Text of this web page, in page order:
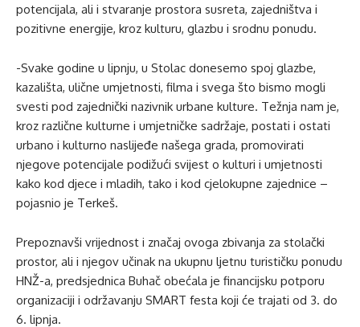
potencijala, ali i stvaranje prostora susreta, zajedništva i
pozitivne energije, kroz kulturu, glazbu i srodnu ponudu.
-Svake godine u lipnju, u Stolac donesemo spoj glazbe,
kazališta, ulične umjetnosti, filma i svega što bismo mogli
svesti pod zajednički nazivnik urbane kulture. Težnja nam je,
kroz različne kulturne i umjetničke sadržaje, postati i ostati
urbano i kulturno naslijeđe našega grada, promovirati
njegove potencijale podižući svijest o kulturi i umjetnosti
kako kod djece i mladih, tako i kod cjelokupne zajednice –
pojasnio je Terkeš.
Prepoznavši vrijednost i značaj ovoga zbivanja za stolački
prostor, ali i njegov učinak na ukupnu ljetnu turističku ponudu
HNŽ-a, predsjednica Buhač obećala je financijsku potporu
organizaciji i održavanju SMART festa koji će trajati od 3. do
6. lipnja.